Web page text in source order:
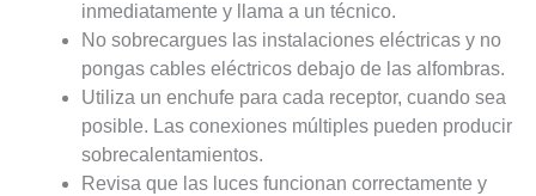
inmediatamente y llama a un técnico.
No sobrecargues las instalaciones eléctricas y no
pongas cables eléctricos debajo de las alfombras.
Utiliza un enchufe para cada receptor, cuando sea
posible. Las conexiones múltiples pueden producir
sobrecalentamientos.
Revisa que las luces funcionan correctamente y